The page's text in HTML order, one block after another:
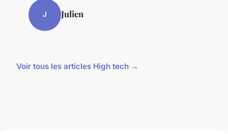
J Julien
Voir tous les articles High tech →